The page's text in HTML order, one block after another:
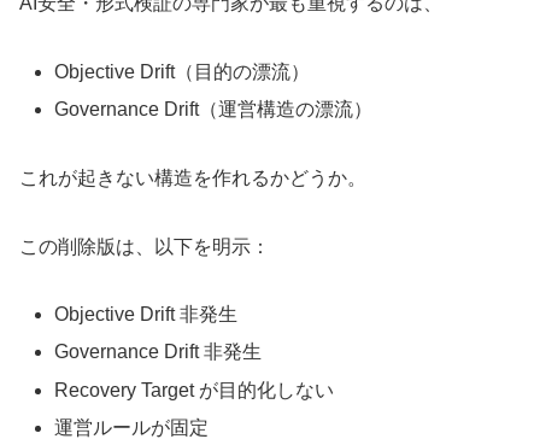
Objective Drift（目的の漂流）
Governance Drift（運営構造の漂流）
これが起きない構造を作れるかどうか。
この削除版は、以下を明示：
Objective Drift 非発生
Governance Drift 非発生
Recovery Target が目的化しない
運営ルールが固定